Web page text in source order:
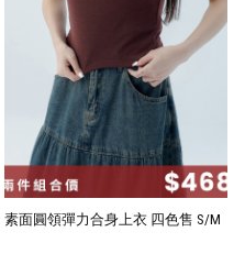
素面圓領彈力合身上衣 四色售 S/M